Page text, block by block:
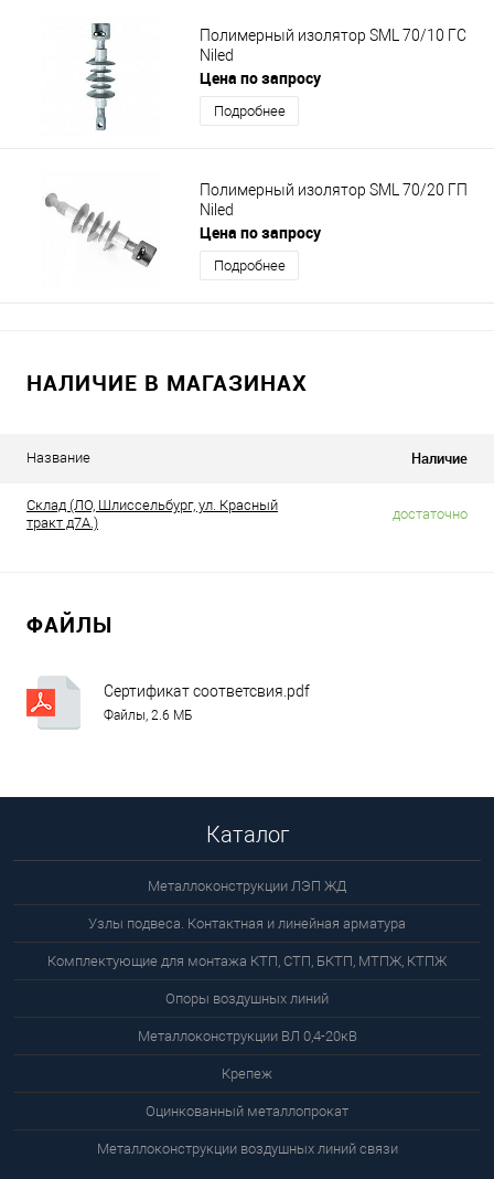
Полимерный изолятор SML 70/10 ГС
Niled
Цена по запросу
Подробнее
Полимерный изолятор SML 70/20 ГП
Niled
Цена по запросу
Подробнее
НАЛИЧИЕ В МАГАЗИНАХ
Название Наличие
Склад (ЛО, Шлиссельбург, ул. Красный
тракт д7А.)
достаточно
ФАЙЛЫ
Сертификат соответсвия.pdf
Файлы, 2.6 МБ
Каталог
Металлоконструкции ЛЭП ЖД
Узлы подвеса. Контактная и линейная арматура
Комплектующие для монтажа КТП, СТП, БКТП, МТПЖ, КТПЖ
Опоры воздушных линий
Металлоконструкции ВЛ 0,4-20кВ
Крепеж
Оцинкованный металлопрокат
Металлоконструкции воздушных линий связи